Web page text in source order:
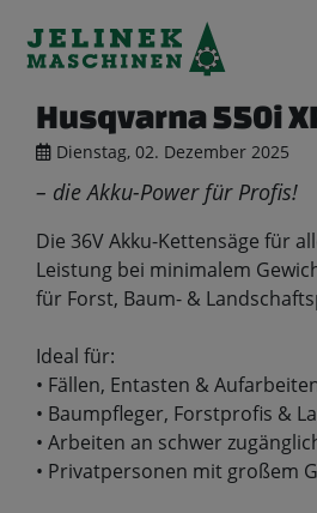
Husqvarna 550i
Dienstag, 02. Dezember 2025
– die Akku-Power für Profis!
Die 36V Akku-Kettensäge für
Leistung bei minimalem
für Forst, Baum- &
Ideal für:
• Fällen, Entasten &
• Baumpfleger, Forstprofis &
• Arbeiten an schwer
• Privatpersonen mit großem